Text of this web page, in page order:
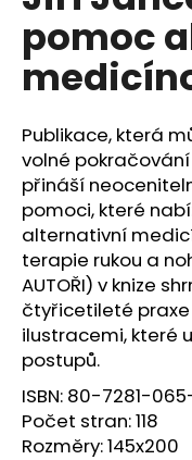
5
hvězdiček.
pomoc
Publikace, která
volné
přináší
pomoci, které
alternativní
terapie rukou a
AUTOŘI) v knize
čtyřicetileté
ilustracemi, které
postupů.
ISBN: 80-7281-
Počet stran:118
Rozměry:145x200
a
j
í
?
D
o
p
o
r